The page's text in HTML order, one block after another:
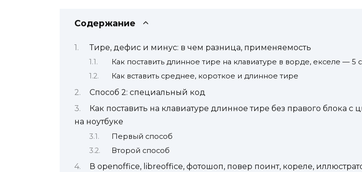
Содержание
Тире, дефис и минус: в чем разница, применяемость
Как поставить длинное тире на клавиатуре в ворде, екселе — 5
Как вставить среднее, короткое и длинное тире
Способ 2: специальный код
Как поставить на клавиатуре длинное тире без правого блока с
на ноутбуке
Первый способ
Второй способ
В openoffice, libreoffice, фотошоп, повер поинт, кореле,